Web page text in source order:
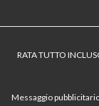
RATA TUTTO
Messaggio